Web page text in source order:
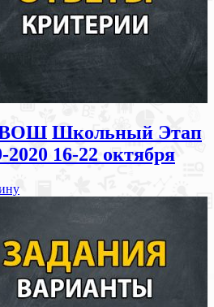
ВОШ Школьный Этап
16-22 октября